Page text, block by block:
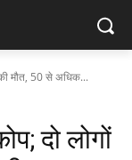
मौत, 50 से अधिक...
दो लोगों